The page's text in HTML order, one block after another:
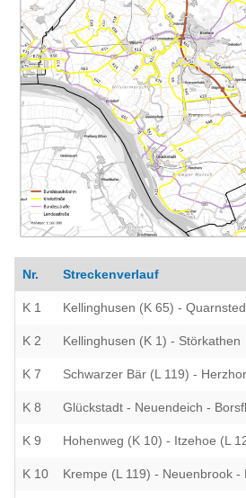
Nr. Streckenverlauf
K 1 Kellinghusen (K 65) -
K 2 Kellinghusen (K 1) - Störkathen
K 7 Schwarzer Bär (L 119) -
K 8 Glückstadt - Neuendeich -
K 9 Hohenweg (K 10) - Itzehoe (L
K 10 Krempe (L 119) - Neuenbrook -